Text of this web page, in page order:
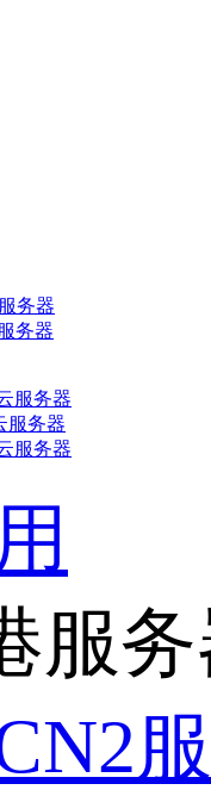
务器
务器
服务器
服务器
服务器
服